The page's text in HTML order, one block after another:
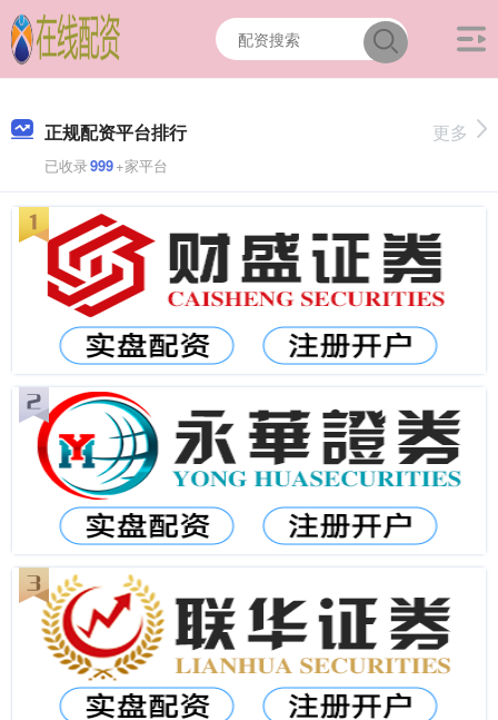
正规配资平台排行
已收录999+家平台
更多